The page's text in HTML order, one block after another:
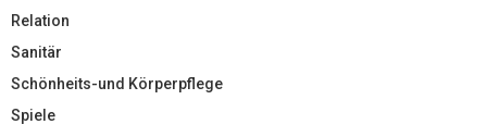
Relation
Sanitär
Schönheits-und Körperpflege
Spiele